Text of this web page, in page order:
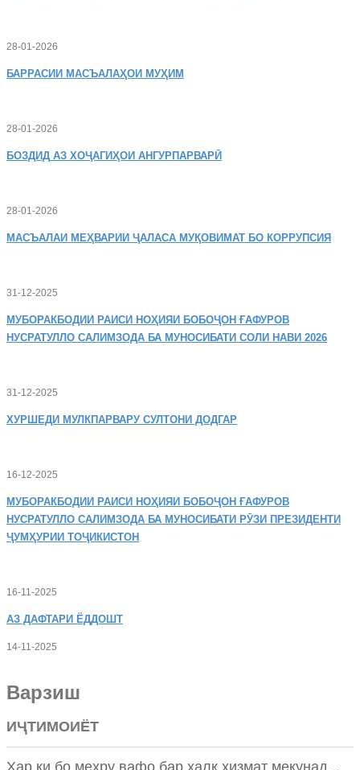
28-01-2026
БАРРАСИИ МАСЪАЛАҲОИ МУҲИМ
28-01-2026
БОЗДИД АЗ ХОҶАГИҲОИ АНГУРПАРВАРӢ
28-01-2026
МАСЪАЛАИ МЕҲВАРИИ ҶАЛАСА МУҚОВИМАТ БО КОРРУПСИЯ
31-12-2025
МУБОРАКБОДИИ РАИСИ НОҲИЯИ БОБОҶОН ҒАФУРОВ
НУСРАТУЛЛО САЛИМЗОДА БА МУНОСИБАТИ СОЛИ НАВИ 2026
31-12-2025
ХУРШЕДИ МУЛКПАРВАРУ СУЛТОНИ ДОДГАР
16-12-2025
МУБОРАКБОДИИ РАИСИ НОҲИЯИ БОБОҶОН ҒАФУРОВ
НУСРАТУЛЛО САЛИМЗОДА БА МУНОСИБАТИ РӮЗИ ПРЕЗИДЕНТИ
ҶУМҲУРИИ ТОҶИКИСТОН
16-11-2025
АЗ ДАФТАРИ ЁДДОШТ
14-11-2025
Варзиш
ИҶТИМОИЁТ
Ҳар ки бо меҳру вафо бар халқ хизмат мекунад...